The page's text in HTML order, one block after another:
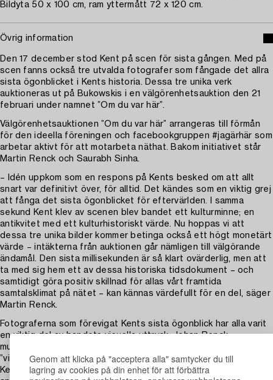
Genom att klicka på "acceptera alla" samtycker du till
lagring av cookies på din enhet för att förbättra
Bildyta 50 x 100 cm, ram yttermått 72 x 120 cm.
Övrig information
Den 17 december stod Kent på scen för sista gången. Med på
scen fanns också tre utvalda fotografer som fångade det allra
sista ögonblicket i Kents historia. Dessa tre unika verk
auktioneras ut på Bukowskis i en välgörenhetsauktion den 21
februari under namnet ”Om du var här”.
Välgörenhetsauktionen ”Om du var här” arrangeras till förmån
för den ideella föreningen och facebookgruppen #jagärhär som
arbetar aktivt för att motarbeta näthat. Bakom initiativet står
Martin Renck och Saurabh Sinha.
– Idén uppkom som en respons på Kents besked om att allt
snart var definitivt över, för alltid. Det kändes som en viktig grej
att fånga det sista ögonblicket för eftervärlden. I samma
sekund Kent klev av scenen blev bandet ett kulturminne; en
antikvitet med ett kulturhistoriskt värde. Nu hoppas vi att
dessa tre unika bilder kommer betinga också ett högt monetärt
värde – intäkterna från auktionen går nämligen till välgörande
ändamål. Den sista millisekunden är så klart ovärderlig, men att
ta med sig hem ett av dessa historiska tidsdokument – och
samtidigt göra positiv skillnad för allas vårt framtida
samtalsklimat på nätet – kan kännas värdefullt för en del, säger
Martin Renck.
Fotograferna som förevigat Kents sista ögonblick har alla varit
en viktig del av bandets visuella uttryck; Johan Renck,
musikvideoregissör och en av personerna bakom den episka
”vita” spelningen på Stadion, Joanna Nordahl, regissören bakom
Kents sista musikvideo och mycket av det filmmaterial som